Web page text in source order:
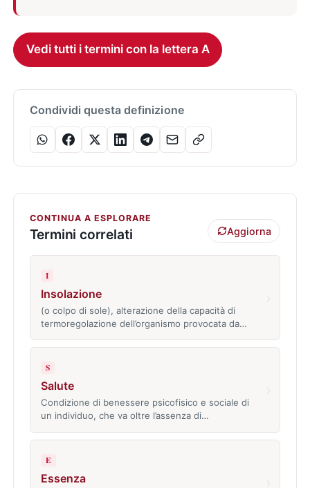
Vedi tutti i termini con la lettera A
Condividi questa definizione
CONTINUA A ESPLORARE
Termini correlati Aggiorna
I
Insolazione
(o colpo di sole), alterazione della capacità di
termoregolazione dell’organismo provocata da…
S
Salute
Condizione di benessere psicofisico e sociale di
un individuo, che va oltre l’assenza di…
E
Essenza